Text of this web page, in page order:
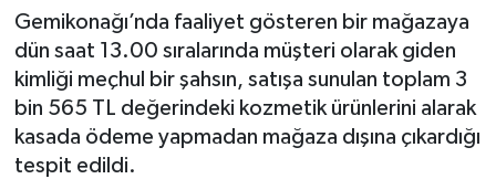
Gemikonağı’nda faaliyet gösteren bir mağazaya
dün saat 13.00 sıralarında müşteri olarak giden
kimliği meçhul bir şahsın, satışa sunulan toplam 3
bin 565 TL değerindeki kozmetik ürünlerini alarak
kasada ödeme yapmadan mağaza dışına çıkardığı
tespit edildi.
TEKNOLOJİ
TÜRKİYE
Haber Arşivi